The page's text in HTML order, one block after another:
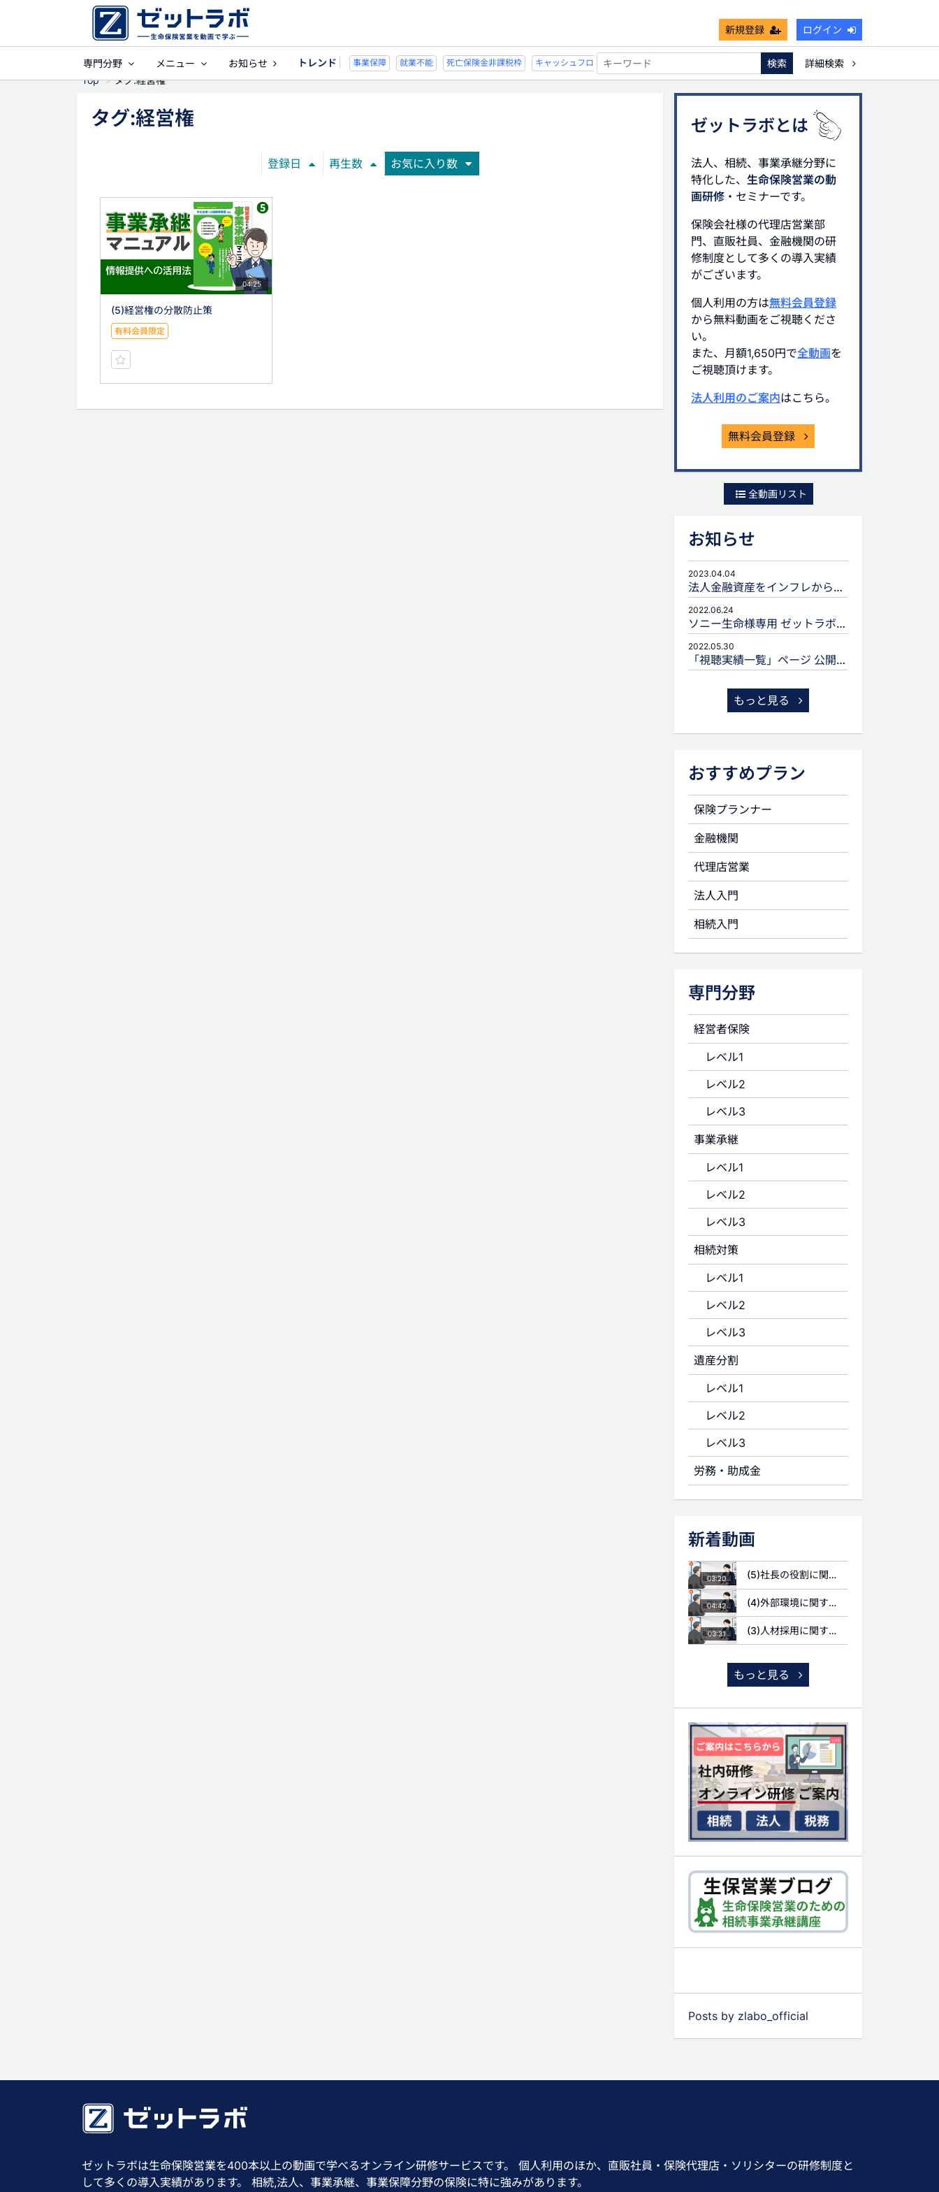
新規登録 ログイン
専門分野 メニュー お知らせ トレンド
事業保障 就業不能 死亡保険金非課税枠 キャッシュフロー 宗教法人 事業保障 就業不能 死亡保険金非課税枠 キャッシュフロー 宗教法人
検索
詳細検索
Top
タグ:経営権
タグ:経営権
登録日 再生数 お気に入り数
04:25
(5)経営権の分散防止策
有料会員限定
ゼットラボとは
法人、相続、事業承継分野に
特化した、 生命保険営業の動
画研修 ・セミナーです。
保険会社様の代理店営業部
門、直販社員、金融機関の研
修制度として多くの導入実績
がございます。
個人利用の方は無料会員登録
から無料動画をご視聴くださ
い。
また、月額1,650円で全動画を
ご視聴頂けます。
法人利用のご案内はこちら。
無料会員登録
全動画リスト
お知らせ
2023.04.04
法人金融資産をインフレから守るための生命保険活用
2022.06.24
ソニー生命様専用 ゼットラボforLIFEPLANNERのご案内
2022.05.30
「視聴実績一覧」ページ 公開のお知らせ
もっと見る
おすすめプラン
保険プランナー
金融機関
代理店営業
法人入門
相続入門
専門分野
経営者保険
レベル1
レベル2
レベル3
事業承継
レベル1
レベル2
レベル3
相続対策
レベル1
レベル2
レベル3
遺産分割
レベル1
レベル2
レベル3
労務・助成金
新着動画
03:20 (5)社長の役割に関する質問
04:42 (4)外部環境に関する質問
03:31 (3)人材採用に関する質問
もっと見る
Posts by zlabo_official
ゼットラボは生命保険営業を400本以上の動画で学べるオンライン研修サービスです。 個人利用のほか、直販社員・保険代理店・ソリシターの研修制度と
して多くの導入実績があります。 相続,法人、事業承継、事業保障分野の保険に特に強みがあります。